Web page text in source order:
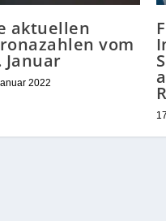
aktuellen
vom
Januar
2022